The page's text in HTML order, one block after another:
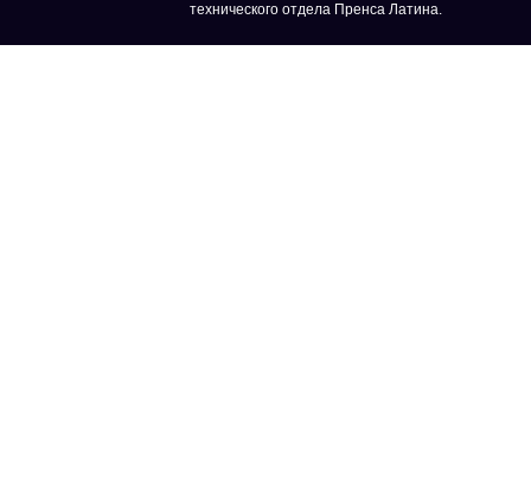
технического отдела Пренса Латина.